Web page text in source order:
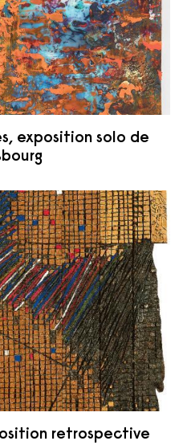
exposition solo de
retrospective